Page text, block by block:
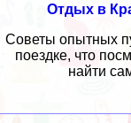
Отдых в
Советы опытных
поездке, что
найти